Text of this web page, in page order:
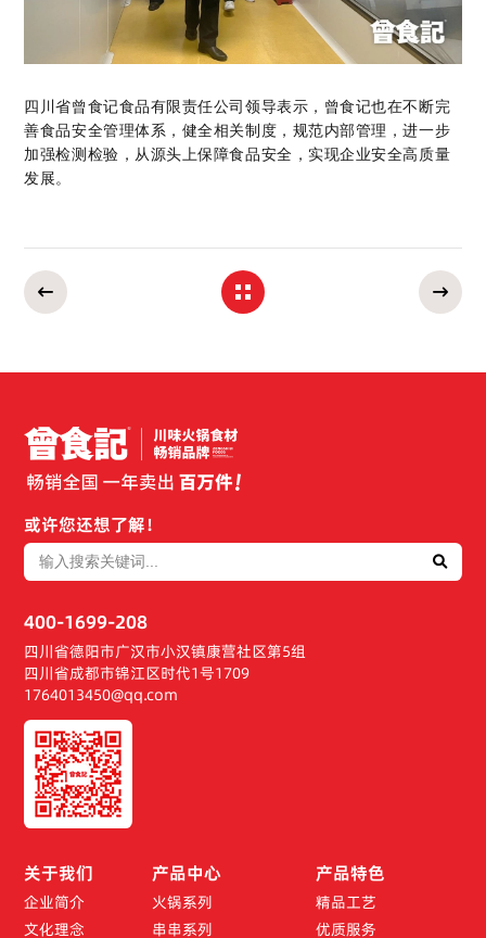
四川省曾食记食品有限责任公司领导表示，曾食记也在不断完
善食品安全管理体系，健全相关制度，规范内部管理，进一步
加强检测检验，从源头上保障食品安全，实现企业安全高质量
发展。
或许您还想了解！
400-1699-208
四川省德阳市广汉市小汉镇康营社区第5组
四川省成都市锦江区时代1号1709
1764013450@qq.com
关于我们
企业简介
文化理念
产品中心
火锅系列
串串系列
产品特色
精品工艺
优质服务